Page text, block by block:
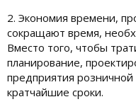
2. Экономия времени,
сокращают время,
Вместо того, чтобы
планирование,
предприятия розничной
кратчайшие сроки.